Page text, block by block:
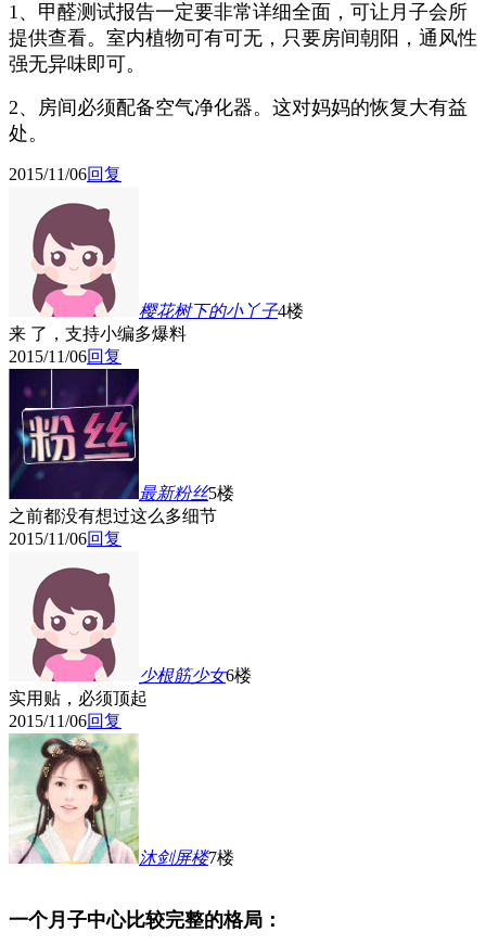
1、甲醛测试报告一定要非常详细全面，可让月子会所
提供查看。室内植物可有可无，只要房间朝阳，通风性
强无异味即可。
2、房间必须配备空气净化器。这对妈妈的恢复大有益
处。
2015/11/06回复
樱花树下的小丫子4楼
来 了，支持小编多爆料
2015/11/06回复
最新粉丝5楼
之前都没有想过这么多细节
2015/11/06回复
少根筋少女6楼
实用贴，必须顶起
2015/11/06回复
沐剑屏楼7楼
一个月子中心比较完整的格局：